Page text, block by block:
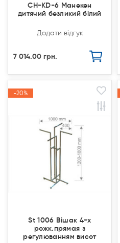
CH-KD-6 Манекен
дитячий безликий білий
Додати відгук
7 014.00 грн.
-20%
-20%
St 1006 Вішак 4-х
рожк.прямая з
регулюванням висот